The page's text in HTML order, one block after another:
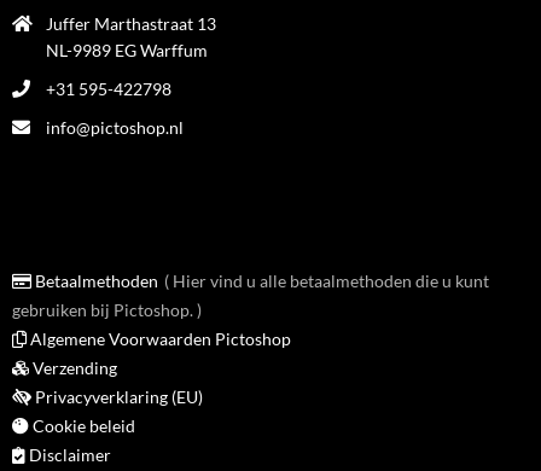
Juffer Marthastraat 13
NL-9989 EG Warffum
+31 595-422798
info@pictoshop.nl
Betaalmethoden
Hier vind u alle betaalmethoden die u kunt
gebruiken bij Pictoshop.
Algemene Voorwaarden Pictoshop
Verzending
Privacyverklaring (EU)
Cookie beleid
Disclaimer